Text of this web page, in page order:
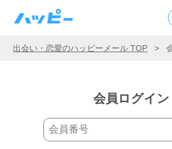
出会い・恋愛のハッピーメール TOP >
会員ログイン